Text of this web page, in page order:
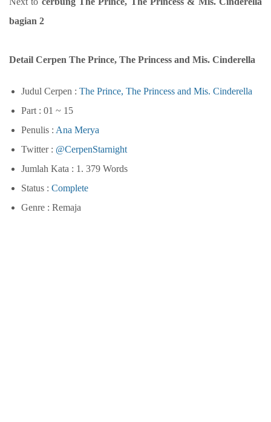
bagian 2
Detail Cerpen The Prince, The Princess and Mis. Cinderella
Judul Cerpen : The Prince, The Princess and Mis. Cinderella
Part : 01 ~ 15
Penulis : Ana Merya
Twitter : @CerpenStarnight
Jumlah Kata : 1. 379 Words
Status : Complete
Genre : Remaja